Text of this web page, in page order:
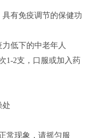
具有免疫调节的保健功
低下的中老年人
1-2支，口服或加入药
处
常现象，请摇匀服